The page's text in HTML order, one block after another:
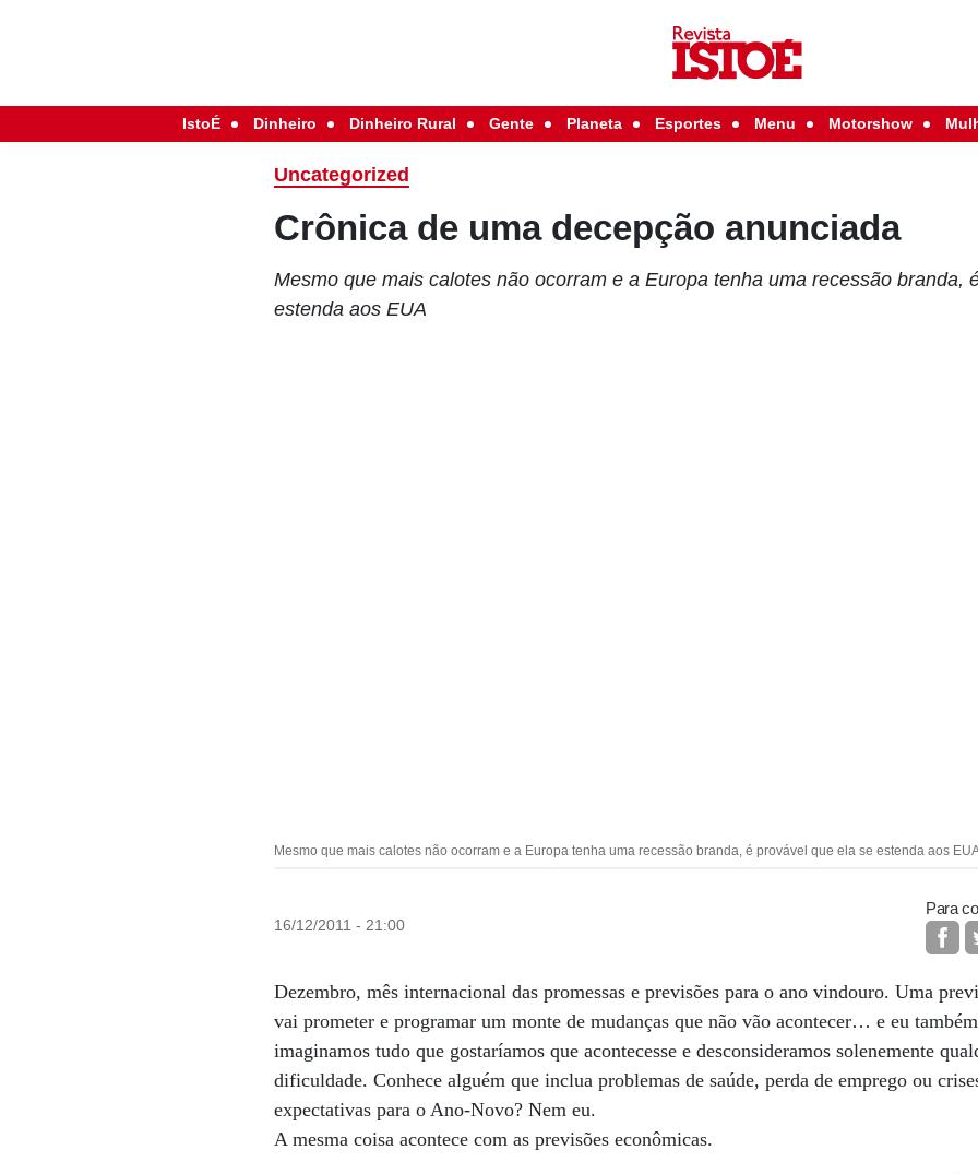
IstoÉ Dinheiro Dinheiro Rural Gente Planeta Esportes Menu Motorshow
Uncategorized
Crônica de uma decepção anunciada
Mesmo que mais calotes não ocorram e a Europa tenha uma recessão branda,
estenda aos EUA
Mesmo que mais calotes não ocorram e a Europa tenha uma recessão branda, é provável que ela se estenda aos
16/12/2011 - 21:00
Para
Dezembro, mês internacional das promessas e previsões para o ano vindouro. Uma
vai prometer e programar um monte de mudanças que não vão acontecer… e eu
imaginamos tudo que gostaríamos que acontecesse e desconsideramos solenemente
dificuldade. Conhece alguém que inclua problemas de saúde, perda de emprego ou
expectativas para o Ano-Novo? Nem eu.
A mesma coisa acontece com as previsões econômicas.